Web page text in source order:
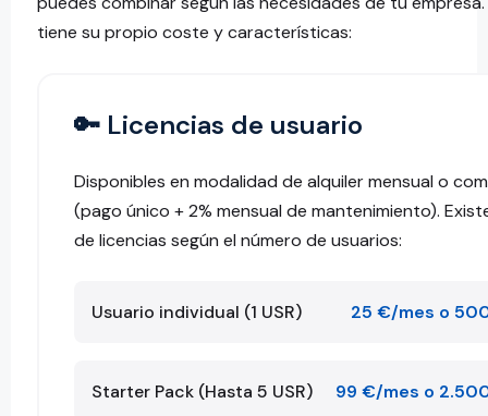
tiene su propio coste y características:
🔑 Licencias de usuario
Disponibles en modalidad de alquiler mensual o
(pago único + 2% mensual de mantenimiento).
de licencias según el número de usuarios:
Usuario individual (1 USR) 25 €/mes o
Starter Pack (Hasta 5 USR) 99 €/mes o